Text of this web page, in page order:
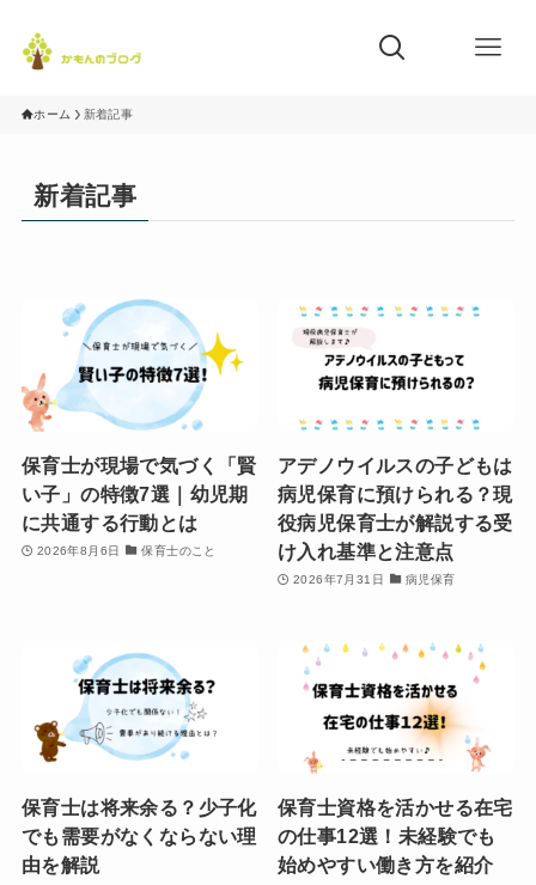
ホーム 新着記事
新着記事
保育士が現場で気づく「賢
い子」の特徴7選｜幼児期
に共通する行動とは
2026年8月6日 保育士のこと
アデノウイルスの子どもは
病児保育に預けられる？現
役病児保育士が解説する受
け入れ基準と注意点
2026年7月31日 病児保育
保育士は将来余る？少子化
でも需要がなくならない理
由を解説
保育士資格を活かせる在宅
の仕事12選！未経験でも
始めやすい働き方を紹介